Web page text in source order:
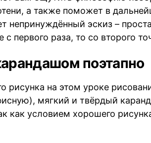
а также поможет в
непринуждённый эскиз –
первого раза, то со второго
поэтапно
рисунка на этом уроке
мягкий и твёрдый
как условием хорошего